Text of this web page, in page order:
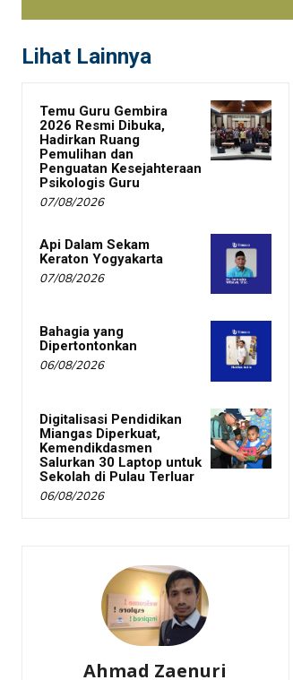
Lihat Lainnya
Temu Guru Gembira
2026 Resmi Dibuka,
Hadirkan Ruang
Pemulihan dan
Penguatan Kesejahteraan
Psikologis Guru
07/08/2026
Api Dalam Sekam
Keraton Yogyakarta
07/08/2026
Bahagia yang
Dipertontonkan
06/08/2026
Digitalisasi Pendidikan
Miangas Diperkuat,
Kemendikdasmen
Salurkan 30 Laptop untuk
Sekolah di Pulau Terluar
06/08/2026
Ahmad Zaenuri